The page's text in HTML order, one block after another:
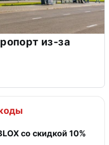
из-за
со скидкой 10%